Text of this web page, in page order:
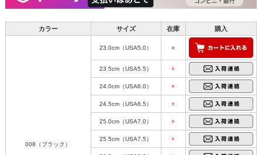
カラー サイズ 在庫 購入
008（ブラック）
23.0cm（USA5.0） ○
23.5cm（USA5.5） ×
24.0cm（USA6.0） ×
24.5cm（USA6.5） ×
25.0cm（USA7.0） ×
25.5cm（USA7.5） ×